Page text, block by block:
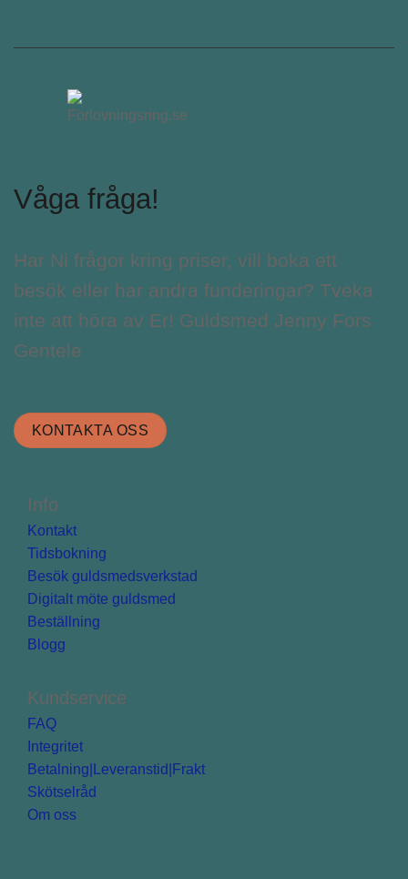
Våga fråga!
Har Ni frågor kring priser, vill boka ett
besök eller har andra funderingar? Tveka
inte att höra av Er! Guldsmed Jenny Fors
Gentele
KONTAKTA OSS
Info
Kontakt
Tidsbokning
Besök guldsmedsverkstad
Digitalt möte guldsmed
Beställning
Blogg
Kundservice
FAQ
Integritet
Betalning|Leveranstid|Frakt
Skötselråd
Om oss